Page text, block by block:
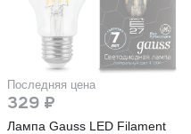
Последняя цена
329 ₽
Лампа Gauss LED Filament